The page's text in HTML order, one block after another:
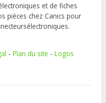
et de fiches
pièces chez Canics pour
- Plan du site - Logos